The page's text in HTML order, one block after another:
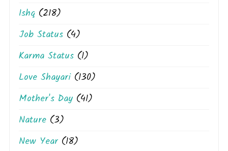
Ishq (218)
Job Status (4)
Karma Status (1)
Love Shayari(130)
Mother's Day (41)
Nature (3)
New Year(18)